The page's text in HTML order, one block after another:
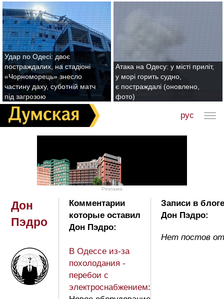
Удар по Одесі: двоє
постраждалих, на стадіоні
«Чорноморець» знесло
частину даху, суботній матч
під загрозою
Атака на Одесу: у місті приліт,
у морі горить судно,
є постраждалі (оновлено,
фото)
рус
Реклама
Дон
Пэдро
Комментарии
которые оставил
Дон Пэдро:
В Одессе из-за
похолодания -
перебои с
электроснабжением:
Записи в
Дон Пэдро:
Нет постов